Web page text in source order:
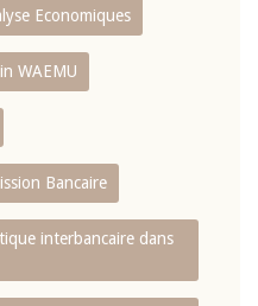
Economiques
WAEMU
Bancaire
interbancaire dans